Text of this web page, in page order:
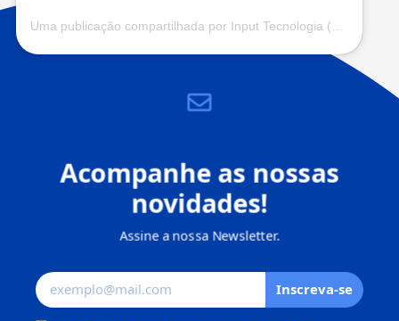
Acompanhe as nossas
novidades!
Assine a nossa Newsletter.
Inscreva-se